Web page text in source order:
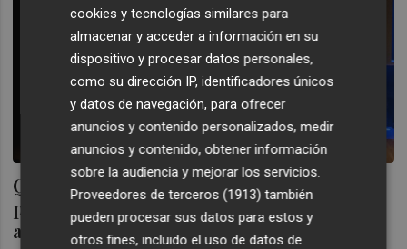
Qrenta AV lanza el Smart Qrenta para
potenciar la gestión online de su red de
agentes
cookies y tecnologías similares para
almacenar y acceder a información en su
dispositivo y procesar datos personales,
como su dirección IP, identificadores únicos
y datos de navegación, para ofrecer
anuncios y contenido personalizados, medir
anuncios y contenido, obtener información
sobre la audiencia y mejorar los servicios.
Proveedores de terceros (1913) también
pueden procesar sus datos para estos y
otros fines, incluido el uso de datos de